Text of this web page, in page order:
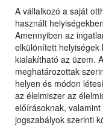
A vállalkozó a saját
használt
Amennyiben az
elkülönített
kialakítható az üzem.
meghatározottak
helyen és módon
az élelmiszer az
előírásoknak,
jogszabályok szerinti